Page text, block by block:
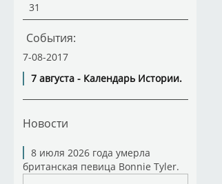
31
События:
7-08-2017
7 августа - Календарь Истории.
Новости
8 июля 2026 года умерла
британская певица Bonnie Tyler.